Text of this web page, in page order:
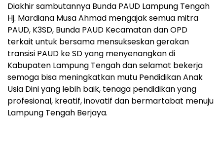
Diakhir sambutannya Bunda PAUD Lampung Tengah
Hj. Mardiana Musa Ahmad mengajak semua mitra
PAUD, K3SD, Bunda PAUD Kecamatan dan OPD
terkait untuk bersama mensukseskan gerakan
transisi PAUD ke SD yang menyenangkan di
Kabupaten Lampung Tengah dan selamat bekerja
semoga bisa meningkatkan mutu Pendidikan Anak
Usia Dini yang lebih baik, tenaga pendidikan yang
profesional, kreatif, inovatif dan bermartabat menuju
Lampung Tengah Berjaya.